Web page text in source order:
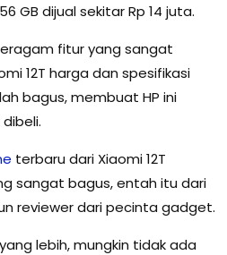
GB dijual sekitar Rp 14 juta.
fitur yang sangat
12T harga dan spesifikasi
bagus, membuat HP ini
terbaru dari Xiaomi 12T
sangat bagus, entah itu dari
reviewer dari pecinta gadget.
lebih, mungkin tidak ada